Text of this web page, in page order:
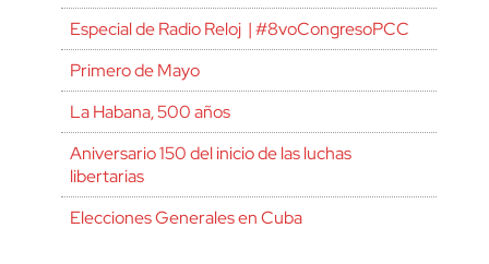
Especial de Radio Reloj | #8voCongresoPCC
Primero de Mayo
La Habana, 500 años
Aniversario 150 del inicio de las luchas
libertarias
Elecciones Generales en Cuba